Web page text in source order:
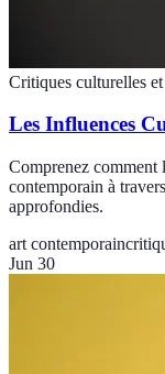
Critiques culturelles
Les Influences
Comprenez comment
contemporain à
approfondies.
art contemporain
Jun 30